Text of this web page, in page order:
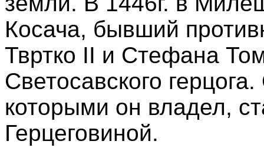
Косача, бывший
Твртко II и Стефана
Светосавского
которыми он владел,
Герцеговиной.